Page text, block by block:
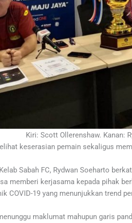
Kiri: Scott Ollerenshaw. Kanan:
keserasian pemain sekaligus
Sabah FC, Rydwan Soeharto
memberi kerjasama kepada pihak
COVID-19 yang menunjukkan trend
maklumat mahupun garis